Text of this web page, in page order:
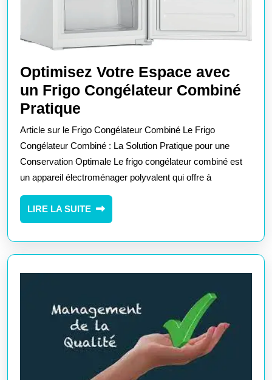
Optimisez Votre Espace avec
un Frigo Congélateur Combiné
Pratique
Votre
Espace
avec
un
Frigo
Congélateur
Pratique
Article sur le Frigo Congélateur Combiné Le Frigo
Congélateur Combiné : La Solution Pratique pour une
Conservation Optimale Le frigo congélateur combiné est
un appareil électroménager polyvalent qui offre à
LIRE LA SUITE
LIRE
LA